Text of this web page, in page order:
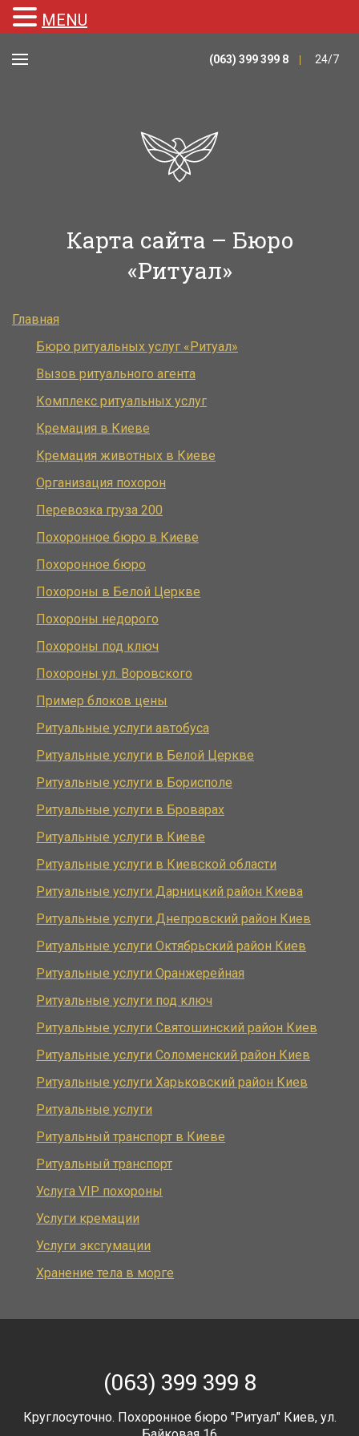
(063) 399 399 8 24/7
Карта сайта – Бюро
«Ритуал»
Главная
Бюро ритуальных услуг «Ритуал»
Вызов ритуального агента
Комплекс ритуальных услуг
Кремация в Киеве
Кремация животных в Киеве
Организация похорон
Перевозка груза 200
Похоронное бюро в Киеве
Похоронное бюро
Похороны в Белой Церкве
Похороны недорого
Похороны под ключ
Похороны ул. Воровского
Пример блоков цены
Ритуальные услуги автобуса
Ритуальные услуги в Белой Церкве
Ритуальные услуги в Борисполе
Ритуальные услуги в Броварах
Ритуальные услуги в Киеве
Ритуальные услуги в Киевской области
Ритуальные услуги Дарницкий район Киева
Ритуальные услуги Днепровский район Киев
Ритуальные услуги Октябрьский район Киев
Ритуальные услуги Оранжерейная
Ритуальные услуги под ключ
Ритуальные услуги Святошинский район Киев
Ритуальные услуги Соломенский район Киев
Ритуальные услуги Харьковский район Киев
Ритуальные услуги
Ритуальный транспорт в Киеве
Ритуальный транспорт
Услуга VIP похороны
Услуги кремации
Услуги эксгумации
Хранение тела в морге
(063) 399 399 8
Круглосуточно. Похоронное бюро "Ритуал" Киев, ул.
MENU